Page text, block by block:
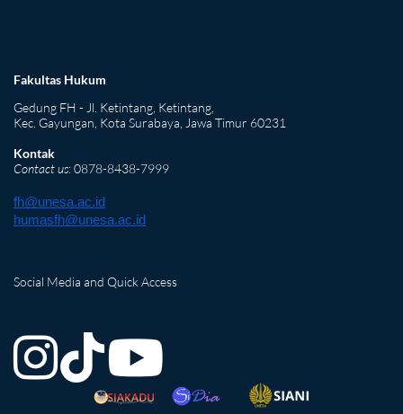
Fakultas Hukum
Gedung FH - Jl. Ketintang, Ketintang,
Kec. Gayungan, Kota Surabaya, Jawa Timur 60231
Kontak
Contact us: 0878-8438-7999
fh@unesa.ac.id
humasfh@unesa.ac.id
Social Media and Quick Access